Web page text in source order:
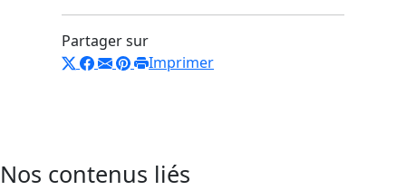
Partager sur
Imprimer
Nos contenus liés